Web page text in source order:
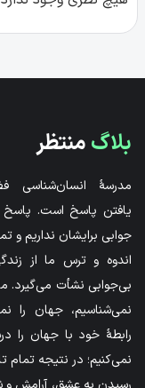
بلاگمنتظر
مدرسۀ انسان‌شناسی
یافتن پاسخ است. پاسخ
جوابی برایشان نداریم و
اندوه و ترس ما از
بی‌جوابی نشأت می‌گیرد.
نمی‌شناسیم، جهان را
رابطۀ خود با جهان را
نمی‌کنیم؛ در نتیجه تمام